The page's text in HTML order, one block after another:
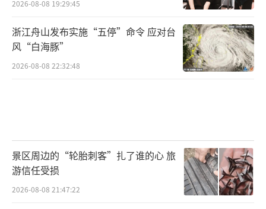
2026-08-08 19:29:45
浙江舟山发布实施“五停”命令 应对台
风“白海豚”
2026-08-08 22:32:48
景区周边的“轮胎刺客”扎了谁的心 旅
游信任受损
2026-08-08 21:47:22